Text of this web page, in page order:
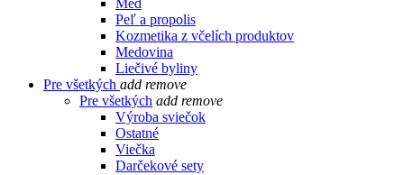
Med
Peľ a propolis
Kozmetika z včelích produktov
Medovina
Liečivé byliny
Pre všetkých add remove
Pre všetkých add remove
Výroba sviečok
Ostatné
Viečka
Darčekové sety